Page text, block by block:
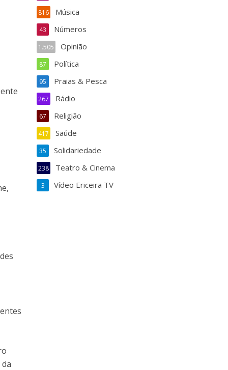
Música
816
Números
43
Opinião
1.505
Política
87
Praias & Pesca
95
Rádio
267
Religião
67
Saúde
417
Solidariedade
35
Teatro & Cinema
238
Vídeo Ericeira TV
3